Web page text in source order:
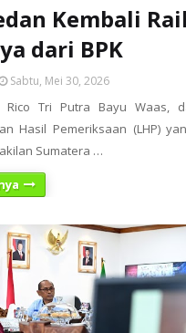
Kembali
dari BPK
Sabtu, Mei 30, 2026
Rico Tri Putra Bayu Waas,
Hasil Pemeriksaan (LHP)
Sumatera …